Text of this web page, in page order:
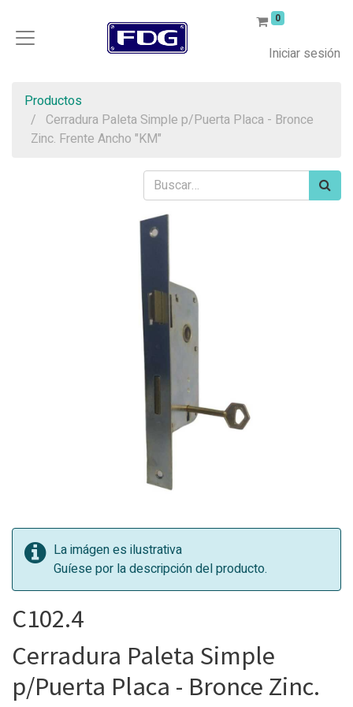
0
Iniciar sesión
Productos
Cerradura Paleta Simple p/Puerta Placa - Bronce
Zinc. Frente Ancho "KM"
La imágen es ilustrativa
Guíese por la descripción del producto.
C102.4
Cerradura Paleta Simple
p/Puerta Placa - Bronce Zinc.